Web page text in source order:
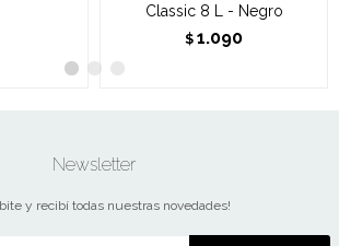
Classic 8 L - Negro
$ 1.090
Newsletter
y recibí todas nuestras novedades!